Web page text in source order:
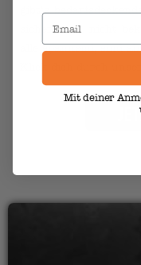
gibt‘s
sicher noch nicht
alle spannend, sind
Klick dich durch
Mit deiner